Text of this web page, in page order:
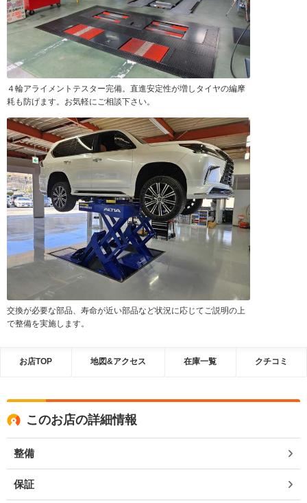
４輪アライメントテスター完備。直進安定性が増しタイヤの編摩
耗も防げます。お気軽にご相談下さい。
交換が必要な部品、寿命が近い部品など状況に応じてご説明の上
で整備を実施します。
お店TOP 地図&アクセス 在庫一覧 クチコミ
このお店の詳細情報
整備
保証